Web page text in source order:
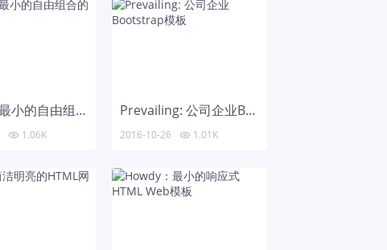
Brandy: 最小的自由组合的模板
 1.06K
Prevailing: 公司企业Bootstrap模板
2016-10-26  1.01K